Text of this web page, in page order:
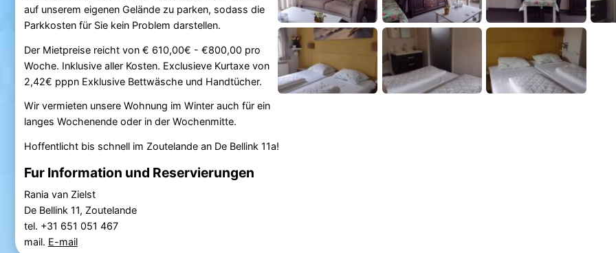
auf unserem eigenen Gelände zu parken, sodass die
Parkkosten für Sie kein Problem darstellen.
Der Mietpreise reicht von € 610,00€ - €800,00 pro
Woche. Inklusive aller Kosten. Exclusieve Kurtaxe von
2,42€ pppn Exklusive Bettwäsche und Handtücher.
Wir vermieten unsere Wohnung im Winter auch für ein
langes Wochenende oder in der Wochenmitte.
Hoffentlicht bis schnell im Zoutelande an De Bellink 11a!
Fur Information und Reservierungen
Rania van Zielst
De Bellink 11, Zoutelande
tel. +31 651 051 467
mail. E-mail